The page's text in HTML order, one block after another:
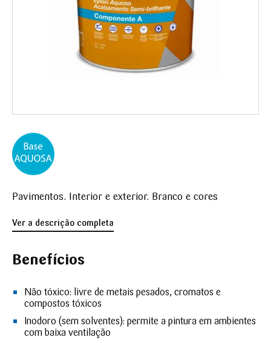
Pavimentos. Interior e exterior. Branco e cores
Ver a descrição completa
Benefícios
Não tóxico: livre de metais pesados, cromatos e
compostos tóxicos
Inodoro (sem solventes): permite a pintura em ambientes
com baixa ventilação